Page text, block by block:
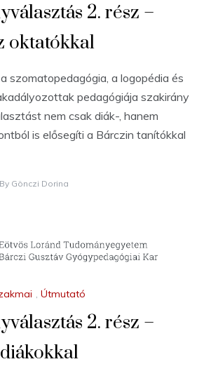
2. rész –
oktatókkal
szomatopedagógia, a logopédia és
pedagógiája szakirány
nem csak diák-, hanem
is elősegíti a Bárczin tanítókkal
By Gönczi Dorina
, Útmutató
2. rész –